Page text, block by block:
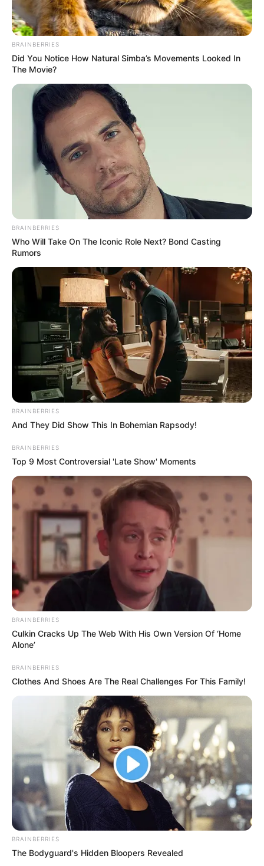
[Descansa en paz]
Él abrió su vientre
y comió… Ver más
3 June, 2025
[Descanse en paz] Le abrió el vientre y se lo
comió… Ver más
BRAINBERRIES
Did You Notice How Natural Simba’s Movements Looked In
The Movie?
BRAINBERRIES
Who Will Take On The Iconic Role Next? Bond Casting
Rumors
BRAINBERRIES
And They Did Show This In Bohemian Rapsody!
BRAINBERRIES
Top 9 Most Controversial 'Late Show' Moments
BRAINBERRIES
Culkin Cracks Up The Web With His Own Version Of ‘Home
Alone’
BRAINBERRIES
Clothes And Shoes Are The Real Challenges For This Family!
BRAINBERRIES
The Bodyguard's Hidden Bloopers Revealed